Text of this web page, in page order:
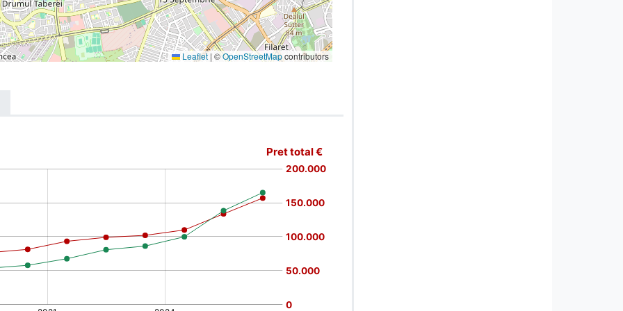
Leaflet | ©OpenStreetMapcontributors